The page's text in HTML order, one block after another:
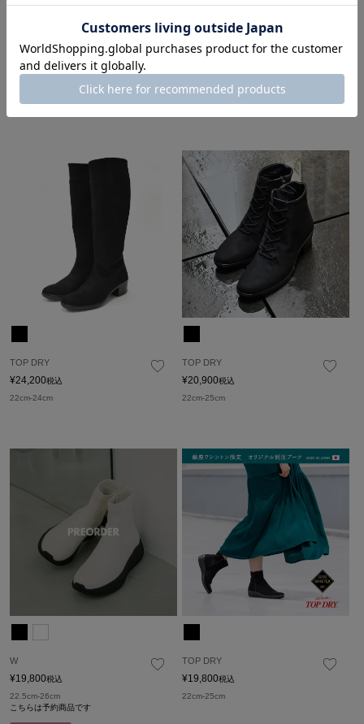
25,300
税込
22cm-26cm
こちらは予約商品です
予約商品
WASHINGTON
税込
21.5cm-26cm
TOP DRY
¥24,200税込
22cm-24cm
TOP DRY
¥20,900税込
22cm-25cm
W
¥19,800税込
22.5cm-26cm
こちらは予約商品です
TOP DRY
¥19,800税込
22cm-25cm